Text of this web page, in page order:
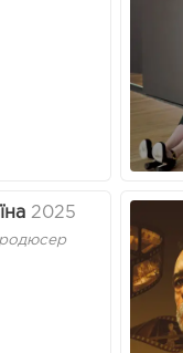
2025